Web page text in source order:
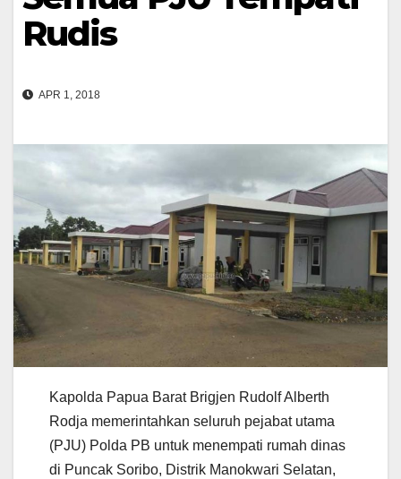
Rudis
APR 1, 2018
Kapolda Papua Barat Brigjen Rudolf Alberth
Rodja memerintahkan seluruh pejabat utama
(PJU) Polda PB untuk menempati rumah dinas
di Puncak Soribo, Distrik Manokwari Selatan,